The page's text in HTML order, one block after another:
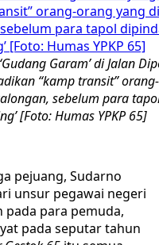
Garam’ di Jalan
“kamp transit”
sebelum para
[Foto: Humas YPKP 65]
pejuang, Sudarno
unsur pegawai negeri
para pemuda,
pada seputar tahun